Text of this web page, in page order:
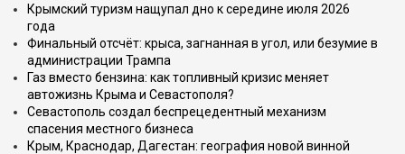
Крымский туризм нащупал дно к середине июля 2026
года
Финальный отсчёт: крыса, загнанная в угол, или безумие в
администрации Трампа
Газ вместо бензина: как топливный кризис меняет
автожизнь Крыма и Севастополя?
Севастополь создал беспрецедентный механизм
спасения местного бизнеса
Крым, Краснодар, Дагестан: география новой винной